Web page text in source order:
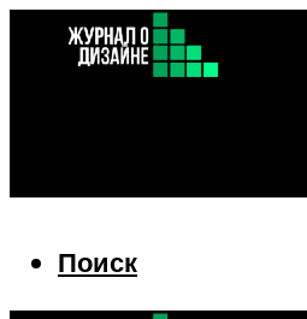
Поиск